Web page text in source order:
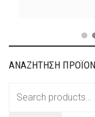
ΑΝΑΖΗΤΗΣΗ